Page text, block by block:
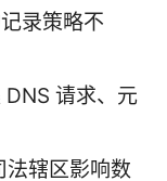
录策略不
请求、元
法辖区影响数